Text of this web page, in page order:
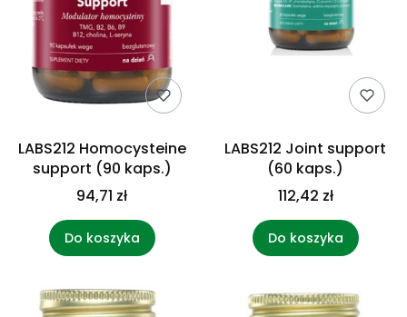
LABS212 Homocysteine
support (90 kaps.)
94,71 zł
Do koszyka
LABS212 Joint support
(60 kaps.)
112,42 zł
Do koszyka